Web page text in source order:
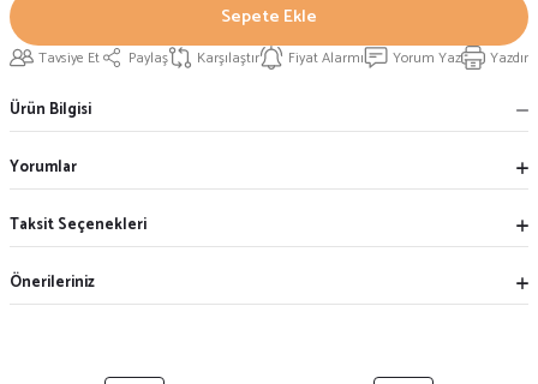
Sepete Ekle
Tavsiye Et Paylaş Karşılaştır Fiyat Alarmı Yorum Yaz Yazdır
Ürün Bilgisi
Yorumlar
Taksit Seçenekleri
Önerileriniz